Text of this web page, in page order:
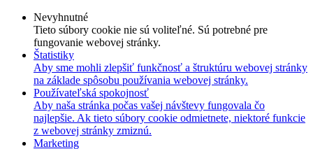
Nevyhnutné
Tieto súbory cookie nie sú voliteľné. Sú potrebné pre
fungovanie webovej stránky.
Štatistiky
Aby sme mohli zlepšiť funkčnosť a štruktúru webovej stránky
na základe spôsobu používania webovej stránky.
Používateľská spokojnosť
Aby naša stránka počas vašej návštevy fungovala čo
najlepšie. Ak tieto súbory cookie odmietnete, niektoré funkcie
z webovej stránky zmiznú.
Marketing